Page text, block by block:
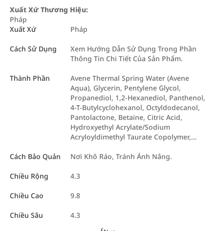
Xuất Xứ Thương Hiệu:
Pháp
Xuất Xứ
Pháp
Cách Sử Dụng
Xem Hướng Dẫn Sử Dụng Trong Phần
Thông Tin Chi Tiết Của Sản Phẩm.
Thành Phần
Avene Thermal Spring Water (Avene
Aqua), Glycerin, Pentylene Glycol,
Propanediol, 1,2-Hexanediol, Panthenol,
4-T-Butylcyclohexanol, Octyldodecanol,
Pantolactone, Betaine, Citric Acid,
Hydroxyethyl Acrylate/Sodium
Acryloyldimethyl Taurate Copolymer,…
Cách Bảo Quản Nơi Khô Ráo, Tránh Ánh Nắng.
Chiều Rộng 4.3
Chiều Cao 9.8
Chiều Sâu 4.3